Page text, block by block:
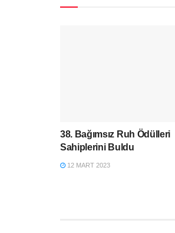
38. Bağımsız Ruh Ödülleri
Sahiplerini Buldu
12 MART 2023